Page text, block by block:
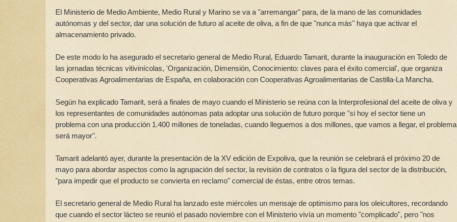
El Ministerio de Medio Ambiente, Medio Rural y Marino se va a "arremangar" para, de la mano de las comunidades
autónomas y del sector, dar una solución de futuro al aceite de oliva, a fin de que "nunca más" haya que activar el
almacenamiento privado.
De este modo lo ha asegurado el secretario general de Medio Rural, Eduardo Tamarit, durante la inauguración en Toledo de
las jornadas técnicas vitivinícolas, 'Organización, Dimensión, Conocimiento: claves para el éxito comercial', que organiza
Cooperativas Agroalimentarias de España, en colaboración con Cooperativas Agroalimentarias de Castilla-La Mancha.
Según ha explicado Tamarit, será a finales de mayo cuando el Ministerio se reúna con la Interprofesional del aceite de oliva y
los representantes de comunidades autónomas pata adoptar una solución de futuro porque "si hoy el sector tiene un
problema con una producción 1.400 millones de toneladas, cuando lleguemos a dos millones, que vamos a llegar, el problema
será mayor".
Tamarit adelantó ayer, durante la presentación de la XV edición de Expoliva, que la reunión se celebrará el próximo 20 de
mayo para abordar aspectos como la agrupación del sector, la revisión de contratos o la figura del sector de la distribución,
"para impedir que el producto se convierta en reclamo" comercial de éstas, entre otros temas.
El secretario general de Medio Rural ha lanzado este miércoles un mensaje de optimismo para los oleicultores, recordando
que cuando el sector lácteo se reunió el pasado noviembre con el Ministerio vivía un momento "complicado", pero "nos